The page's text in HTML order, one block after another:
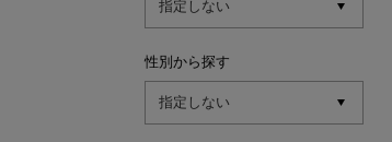
性別から探す